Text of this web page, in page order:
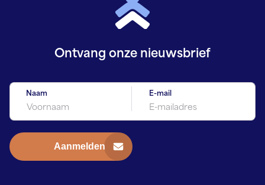
Ontvang onze nieuwsbrief
Naam E-mail